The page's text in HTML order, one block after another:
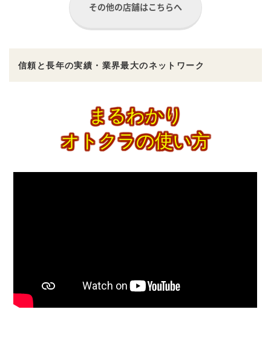
その他の店舗はこちらへ
信頼と長年の実績・業界最大のネットワーク
まるわかり
オトクラの使い方